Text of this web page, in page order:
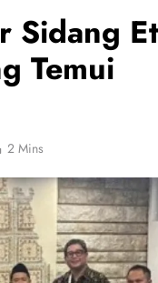
Sidang
Temui
2 Mins